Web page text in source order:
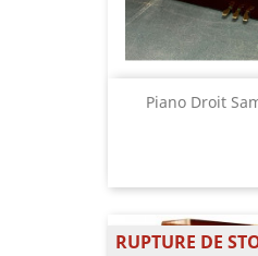
Piano Droit
RUPTURE DE